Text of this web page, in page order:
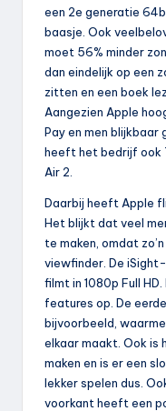
een 2e generatie
baasje. Ook
moet 56% minder
dan eindelijk op een
zitten en een boek
Aangezien Apple
Pay en men blijkbaar
heeft het bedrijf ook
Air 2.
Daarbij heeft Apple
Het blijkt dat veel
te maken, omdat
viewfinder. De
filmt in 1080p Full
features op. De
bijvoorbeeld,
elkaar maakt. Ook is
maken en is er een
lekker spelen dus.
voorkant heeft een